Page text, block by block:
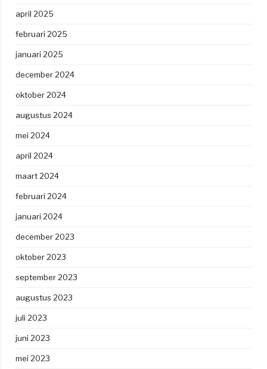
april 2025
februari 2025
januari 2025
december 2024
oktober 2024
augustus 2024
mei 2024
april 2024
maart 2024
februari 2024
januari 2024
december 2023
oktober 2023
september 2023
augustus 2023
juli 2023
juni 2023
mei 2023